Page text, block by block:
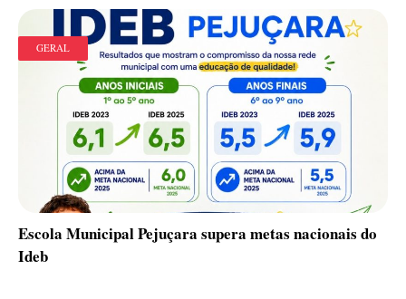
GERAL
Escola Municipal Pejuçara supera metas nacionais do
Ideb